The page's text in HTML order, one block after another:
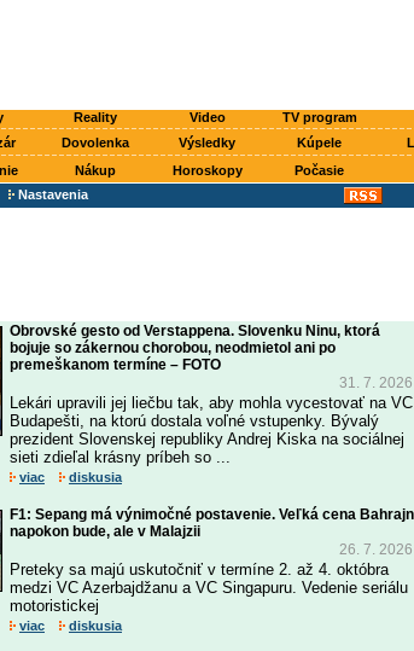
Reality Video TV program
Dovolenka Výsledky Kúpele
Nákup Horoskopy Počasie
Nastavenia
Obrovské gesto od Verstappena. Slovenku Ninu, ktorá
bojuje so zákernou chorobou, neodmietol ani po
premeškanom termíne – FOTO
31. 7. 2026
Lekári upravili jej liečbu tak, aby mohla vycestovať na VC
Budapešti, na ktorú dostala voľné vstupenky. Bývalý
prezident Slovenskej republiky Andrej Kiska na sociálnej
sieti zdieľal krásny príbeh so ...
viac diskusia
F1: Sepang má výnimočné postavenie. Veľká cena
napokon bude, ale v Malajzii
26. 7. 2026
Preteky sa majú uskutočniť v termíne 2. až 4. októbra
medzi VC Azerbajdžanu a VC Singapuru. Vedenie seriálu
motoristickej
viac diskusia